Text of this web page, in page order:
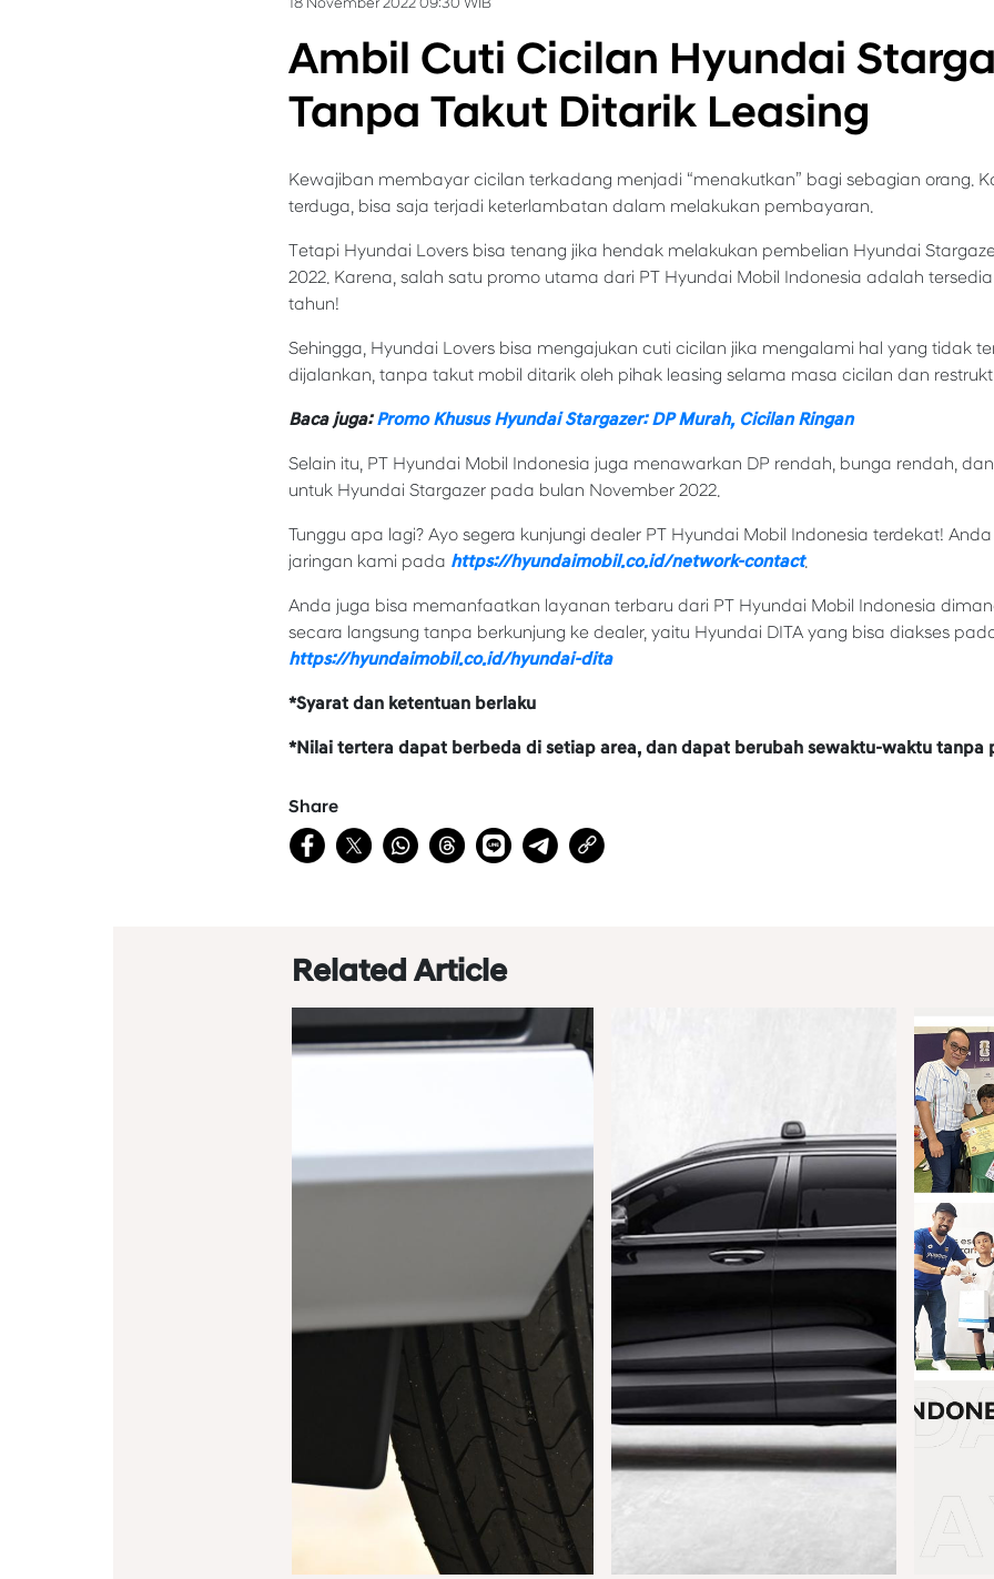
Ambil Cuti Cicilan Hyundai
Tanpa Takut Ditarik Leasing
Kewajiban membayar cicilan terkadang menjadi “menakutkan” bagi sebagian orang.
terduga, bisa saja terjadi keterlambatan dalam melakukan pembayaran.
Tetapi Hyundai Lovers bisa tenang jika hendak melakukan pembelian Hyundai
2022. Karena, salah satu promo utama dari PT Hyundai Mobil Indonesia adalah
tahun!
Sehingga, Hyundai Lovers bisa mengajukan cuti cicilan jika mengalami hal yang tidak
dijalankan, tanpa takut mobil ditarik oleh pihak leasing selama masa cicilan dan
Baca juga:Promo Khusus Hyundai Stargazer: DP Murah, Cicilan Ringan
Selain itu, PT Hyundai Mobil Indonesia juga menawarkan DP rendah, bunga rendah,
untuk Hyundai Stargazer pada bulan November 2022.
Tunggu apa lagi? Ayo segera kunjungi dealer PT Hyundai Mobil Indonesia terdekat!
jaringan kami pada https://hyundaimobil.co.id/network-contact.
Anda juga bisa memanfaatkan layanan terbaru dari PT Hyundai Mobil Indonesia
secara langsung tanpa berkunjung ke dealer, yaitu Hyundai DITA yang bisa diakses
https://hyundaimobil.co.id/hyundai-dita
*Syarat dan ketentuan berlaku
*Nilai tertera dapat berbeda di setiap area, dan dapat berubah sewaktu-waktu tanpa
Share
Related Article